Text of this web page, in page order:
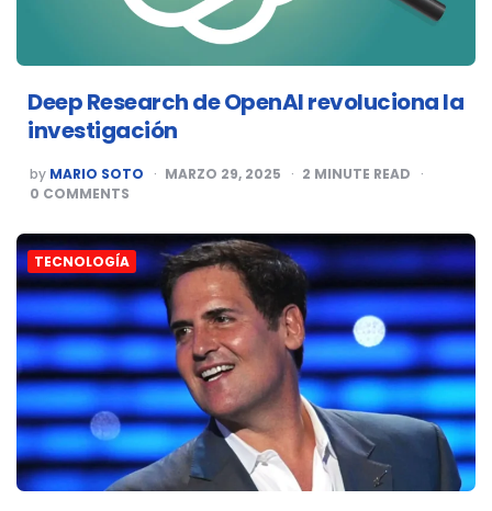
Deep Research de OpenAI revoluciona la
investigación
POSTED
BY
by MARIO SOTO MARZO 29, 2025 2 MINUTE READ
0 COMMENTS
TECNOLOGÍA